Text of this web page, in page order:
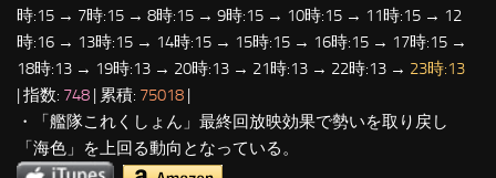
時:15 → 7時:15 → 8時:15 → 9時:15 → 10時:15 → 11時:15 → 12
時:16 → 13時:15 → 14時:15 → 15時:15 → 16時:15 → 17時:15 →
18時:13 → 19時:13 → 20時:13 → 21時:13 → 22時:13 → 23時:13
| 指数: 748 | 累積: 75018 |
・「艦隊これくしょん」最終回放映効果で勢いを取り戻し
「海色」を上回る動向となっている。